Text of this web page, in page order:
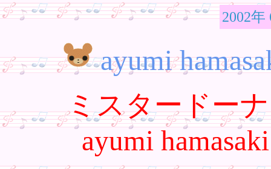
2002年
ayumi
ミスタードー
ayumi